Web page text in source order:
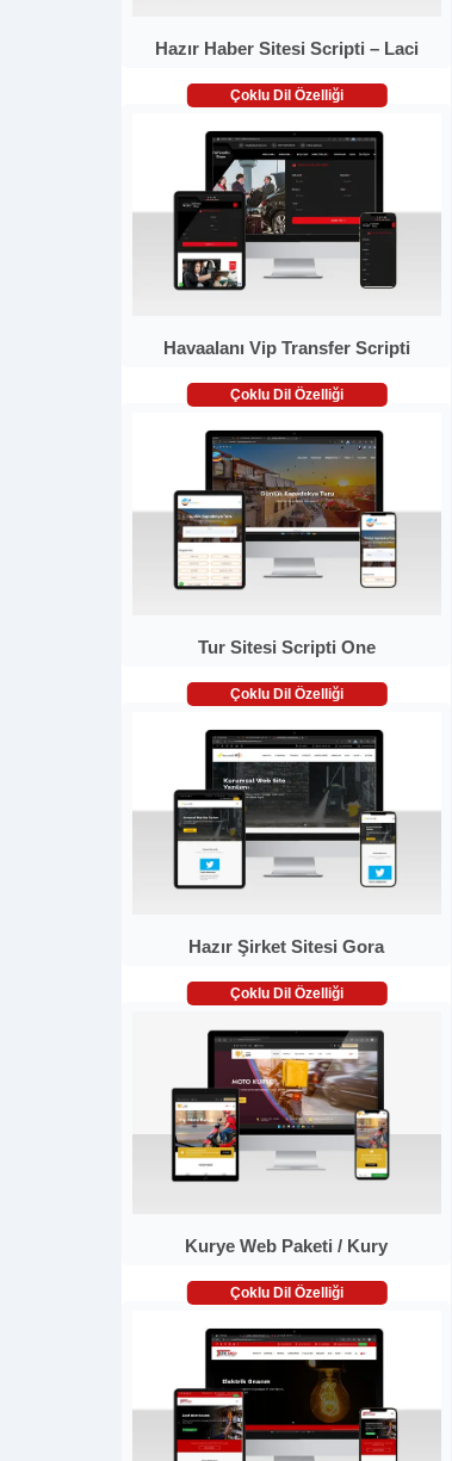
Hazır Haber Sitesi Scripti – Laci
Çoklu Dil Özelliği
Havaalanı Vip Transfer Scripti
Çoklu Dil Özelliği
Tur Sitesi Scripti One
Çoklu Dil Özelliği
Hazır Şirket Sitesi Gora
Çoklu Dil Özelliği
Kurye Web Paketi / Kury
Çoklu Dil Özelliği